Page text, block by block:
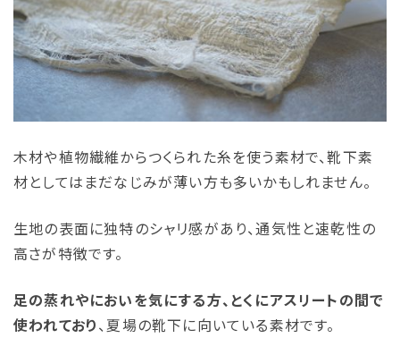
木材や植物繊維からつくられた糸を使う素材で、靴下素
材としてはまだなじみが薄い方も多いかもしれません。
生地の表面に独特のシャリ感があり、通気性と速乾性の
高さが特徴です。
足の蒸れやにおいを気にする方、とくにアスリートの間で
使われており、夏場の靴下に向いている素材です。